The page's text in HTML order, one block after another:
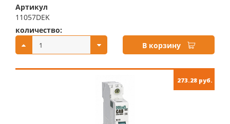
Артикул
11057DEK
количество:
В корзину
273.28 руб.